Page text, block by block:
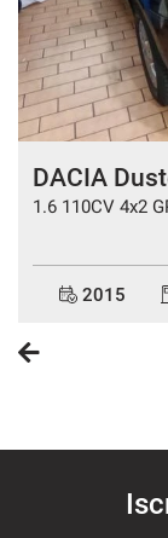
Per ricevere la
DACIA
1.6 110CV 4x2
2015